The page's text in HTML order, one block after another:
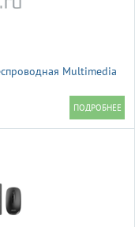
Multimedia